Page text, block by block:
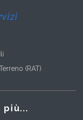
(RAT)
più...